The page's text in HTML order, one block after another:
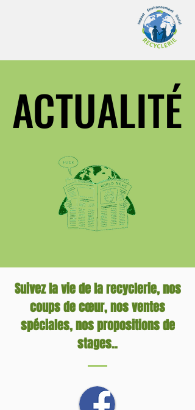
ACTUALITÉ
ACTUALITÉ
Suivez la vie de la recyclerie, nos
coups de cœur, nos ventes
spéciales, nos propositions de
stages..